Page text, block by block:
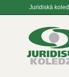
Juridiskā